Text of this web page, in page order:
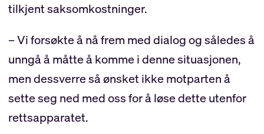
tilkjent saksomkostninger.
– Vi forsøkte å nå frem med dialog og således å
unngå å måtte å komme i denne situasjonen,
men dessverre så ønsket ikke motparten å
sette seg ned med oss for å løse dette utenfor
rettsapparatet.